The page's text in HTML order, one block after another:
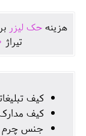
هزينهحک لیزر
تيراژ
کیف
کیف
جنس چرم